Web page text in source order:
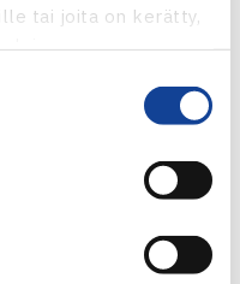
tai joita on kerätty,